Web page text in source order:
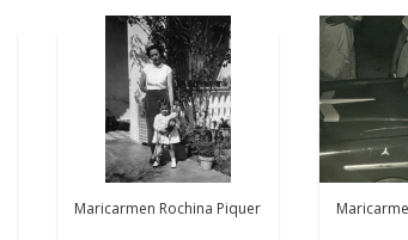
Maricarmen Rochina Piquer